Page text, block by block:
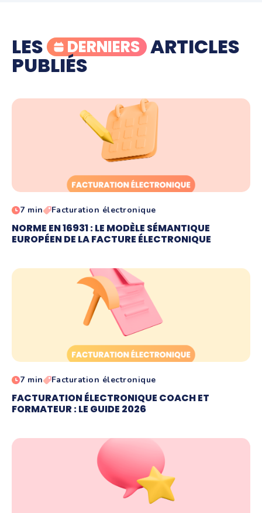
LES DERNIERS ARTICLES
PUBLIÉS
7 min Facturation électronique
NORME EN 16931 : LE MODÈLE SÉMANTIQUE
EUROPÉEN DE LA FACTURE ÉLECTRONIQUE
7 min Facturation électronique
FACTURATION ÉLECTRONIQUE COACH ET
FORMATEUR : LE GUIDE 2026